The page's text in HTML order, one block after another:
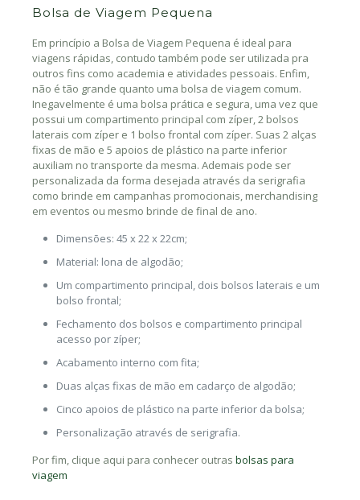
Bolsa de Viagem Pequena
Em princípio a Bolsa de Viagem Pequena é ideal para
viagens rápidas, contudo também pode ser utilizada pra
outros fins como academia e atividades pessoais. Enfim,
não é tão grande quanto uma bolsa de viagem comum.
Inegavelmente é uma bolsa prática e segura, uma vez que
possui um compartimento principal com zí­per, 2 bolsos
laterais com zí­per e 1 bolso frontal com zí­per. Suas 2 alças
fixas de mão e 5 apoios de plástico na parte inferior
auxiliam no transporte da mesma. Ademais pode ser
personalizada da forma desejada através da serigrafia
como brinde em campanhas promocionais, merchandising
em eventos ou mesmo brinde de final de ano.
Dimensões: 45 x 22 x 22cm;
Material: lona de algodão;
Um compartimento principal, dois bolsos laterais e um
bolso frontal;
Fechamento dos bolsos e compartimento principal
acesso por zíper;
Acabamento interno com fita;
Duas alças fixas de mão em cadarço de algodão;
Cinco apoios de plástico na parte inferior da bolsa;
Personalização através de serigrafia.
Por fim, clique aqui para conhecer outras bolsas para
viagem